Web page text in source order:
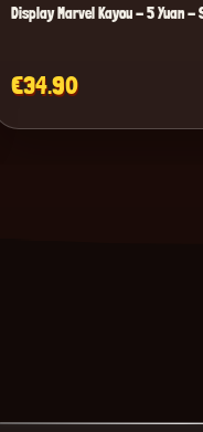
Display Marvel Kayou - 5 Yuan -
€34.90